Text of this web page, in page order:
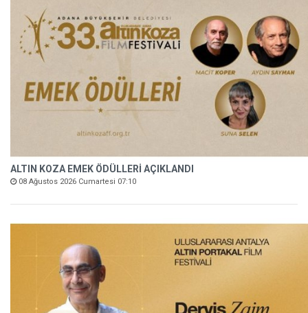
ALTIN KOZA EMEK ÖDÜLLERİ AÇIKLANDI
08 Ağustos 2026 Cumartesi 07:10